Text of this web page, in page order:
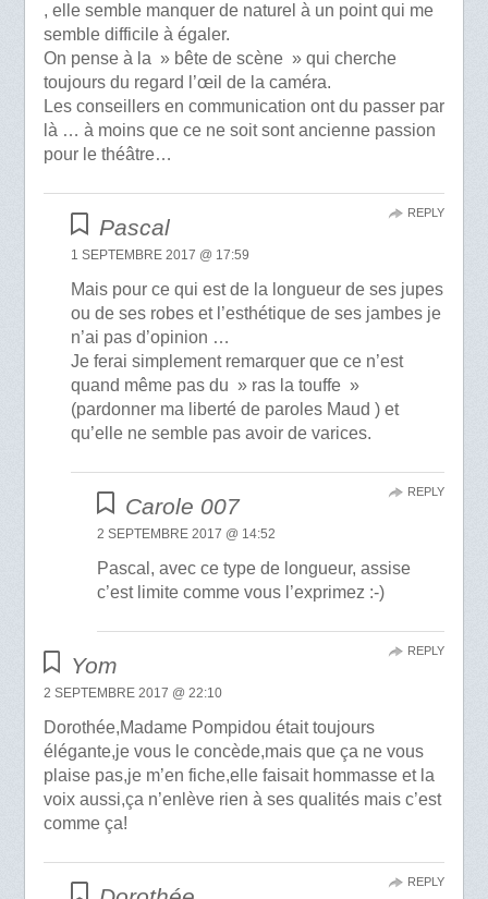
, elle semble manquer de naturel à un point qui me
semble difficile à égaler.
On pense à la » bête de scène » qui cherche
toujours du regard l’œil de la caméra.
Les conseillers en communication ont du passer par
là … à moins que ce ne soit sont ancienne passion
pour le théâtre…
Pascal
1 SEPTEMBRE 2017 @ 17:59
Mais pour ce qui est de la longueur de ses jupes
ou de ses robes et l’esthétique de ses jambes je
n’ai pas d’opinion …
Je ferai simplement remarquer que ce n’est
quand même pas du » ras la touffe »
(pardonner ma liberté de paroles Maud ) et
qu’elle ne semble pas avoir de varices.
REPLY
Carole 007
2 SEPTEMBRE 2017 @ 14:52
Pascal, avec ce type de longueur, assise
c’est limite comme vous l’exprimez :-)
REPLY
Yom
2 SEPTEMBRE 2017 @ 22:10
Dorothée,Madame Pompidou était toujours
élégante,je vous le concède,mais que ça ne vous
plaise pas,je m’en fiche,elle faisait hommasse et la
voix aussi,ça n’enlève rien à ses qualités mais c’est
comme ça!
REPLY
REPLY